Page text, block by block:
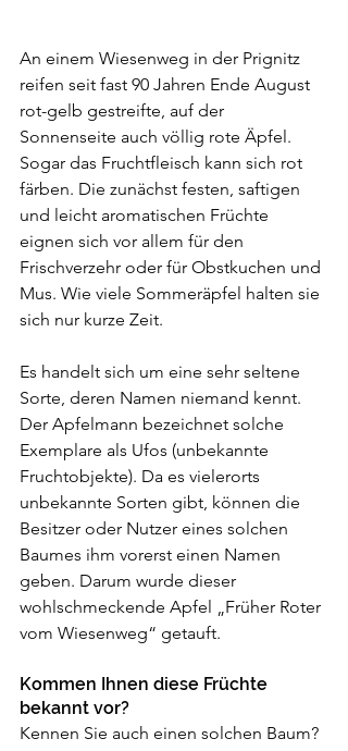
An einem Wiesenweg in der Prignitz
reifen seit fast 90 Jahren Ende August
rot-gelb gestreifte, auf der
Sonnenseite auch völlig rote Äpfel.
Sogar das Fruchtfleisch kann sich rot
färben. Die zunächst festen, saftigen
und leicht aromatischen Früchte
eignen sich vor allem für den
Frischverzehr oder für Obstkuchen und
Mus. Wie viele Sommeräpfel halten sie
sich nur kurze Zeit.
Es handelt sich um eine sehr seltene
Sorte, deren Namen niemand kennt.
Der Apfelmann bezeichnet solche
Exemplare als Ufos (unbekannte
Fruchtobjekte). Da es vielerorts
unbekannte Sorten gibt, können die
Besitzer oder Nutzer eines solchen
Baumes ihm vorerst einen Namen
geben. Darum wurde dieser
wohlschmeckende Apfel „Früher Roter
vom Wiesenweg“ getauft.
Kommen Ihnen diese Früchte
bekannt vor?
Kennen Sie auch einen solchen Baum?